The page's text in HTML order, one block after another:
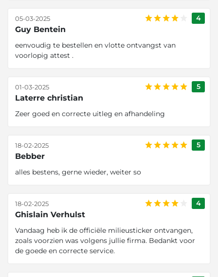
4
Guy Bentein
05-03-2025
eenvoudig te bestellen en vlotte ontvangst van
voorlopig attest .
5
Laterre christian
01-03-2025
Zeer goed en correcte uitleg en afhandeling
5
Bebber
18-02-2025
alles bestens, gerne wieder, weiter so
4
Ghislain Verhulst
18-02-2025
Vandaag heb ik de officiële milieusticker ontvangen,
zoals voorzien was volgens jullie firma. Bedankt voor
de goede en correcte service.